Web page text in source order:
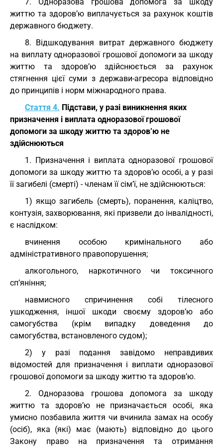
життю та здоров’ю виплачується за рахунок коштів
державного бюджету.
8. Відшкодування витрат державного бюджету
на виплату одноразової грошової допомоги за шкоду
життю та здоров’ю здійснюється за рахунок
стягнення цієї суми з держави-агресора відповідно
до принципів і норм міжнародного права.
Стаття 4. Підстави, у разі виникнення яких
призначення і виплата одноразової грошової
допомоги за шкоду життю та здоров’ю не
здійснюються
1. Призначення і виплата одноразової грошової
допомоги за шкоду життю та здоров’ю особі, а у разі
її загибелі (смерті) - членам її сім’ї, не здійснюються:
1) якщо загибель (смерть), поранення, каліцтво,
контузія, захворювання, які призвели до інвалідності,
є наслідком:
вчинення особою кримінального або
адміністративного правопорушення;
алкогольного, наркотичного чи токсичного
сп’яніння;
навмисного спричинення собі тілесного
ушкодження, іншої шкоди своєму здоров’ю або
самогубства (крім випадку доведення до
самогубства, встановленого судом);
2) у разі подання завідомо неправдивих
відомостей для призначення і виплати одноразової
грошової допомоги за шкоду життю та здоров’ю.
2. Одноразова грошова допомога за шкоду
життю та здоров’ю не призначається особі, яка
умисно позбавила життя чи вчинила замах на особу
(осіб), яка (які) має (мають) відповідно до цього
Закону право на призначення та отримання